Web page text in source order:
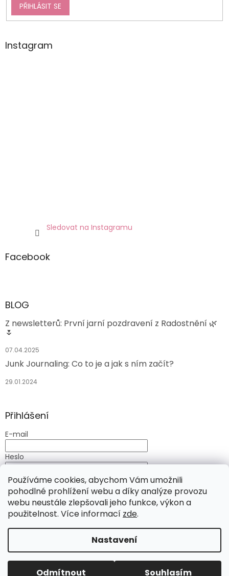
Používáme cookies, abychom Vám umožnili
pohodlné prohlížení webu a díky analýze provozu
webu neustále zlepšovali jeho funkce, výkon a
použitelnost. Více informací zde.
Nastavení
Odmítnout Souhlasím
Chcete slevu 50 Kč na Váš nákup? Přihlaste se k našemu
newsletteru v sekci "Odebírat newsletter" (najdete ji na
úvodní stránce vpravo dole). Do 72 hodin od přihlášení
odběru Vám osobně zašlu Váš unikátní kód pro uplatnění
PŘIHLÁSIT SE
Instagram
Sledovat na Instagramu
Facebook
BLOG
Z newsletterů: První jarní pozdravení z Radostnění 🌿
🌷
07.04.2025
Junk Journaling: Co to je a jak s ním začít?
29.01.2024
Přihlášení
E-mail
Heslo
PŘIHLÁSIT SE
Nová registrace Zapomenuté heslo
Vytvořil Shoptet
Copyright 2026Radostnění . Všechna práva vyhrazena.